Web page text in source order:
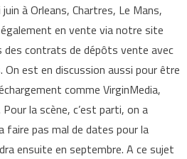
à Orleans, Chartres, Le Mans,
en vente via notre site
des contrats de dépôts vente avec
est en discussion aussi pour être
comme VirginMedia,
la scène, c’est parti, on a
pas mal de dates pour la
ensuite en septembre. A ce sujet